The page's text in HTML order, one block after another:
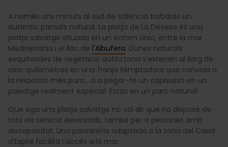
A només uns minuts al sud de València trobaràs un
autèntic paradís natural. La platja de La Devesa és una
platja salvatge situada en un entorn únic, entre la mar
Mediterrània i el llac de l'Albufera. Dunes naturals
esquitxades de vegetació autòctona s’estenen al llarg de
cinc quilòmetres en una franja temptadora que convida a
la relaxació més pura… o a pegar-te un capbussó en un
paisatge realment especial. Estàs en un parc natural!
Que siga una platja salvatge no vol dir que no dispose de
tots els servicis essencials, també per a persones amb
discapacitat. Una passarel·la adaptada a la zona del Casal
d'Esplai facilita l'accés a la mar.